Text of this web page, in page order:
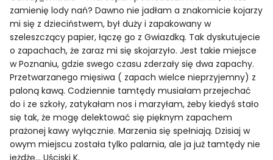
zamienię lody nań? Dawno nie jadłam a znakomicie kojarzy
mi się z dzieciństwem, był duży i zapakowany w
szeleszczący papier, łączę go z Gwiazdką. Tak dyskutujecie
o zapachach, że zaraz mi się skojarzyło. Jest takie miejsce
w Poznaniu, gdzie swego czasu zderzały się dwa zapachy.
Przetwarzanego mięsiwa ( zapach wielce nieprzyjemny) z
paloną kawą. Codziennie tamtędy musiałam przejechać
do i ze szkoły, zatykałam nos i marzyłam, żeby kiedyś stało
się tak, że mogę delektować się pięknym zapachem
prażonej kawy wyłącznie. Marzenia się spełniają. Dzisiaj w
owym miejscu została tylko palarnia, ale ja już tamtędy nie